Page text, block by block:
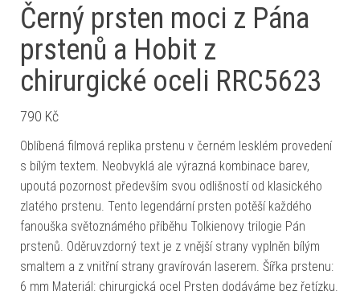
Černý prsten moci z Pána
prstenů a Hobit z
chirurgické oceli RRC5623
790 Kč
Oblíbená filmová replika prstenu v černém lesklém provedení
s bílým textem. Neobvyklá ale výrazná kombinace barev,
upoutá pozornost především svou odlišností od klasického
zlatého prstenu. Tento legendární prsten potěší každého
fanouška světoznámého příběhu Tolkienovy trilogie Pán
prstenů. Oděruvzdorný text je z vnější strany vyplněn bílým
smaltem a z vnitřní strany gravírován laserem. Šířka prstenu:
6 mm Materiál: chirurgická ocel Prsten dodáváme bez řetízku.